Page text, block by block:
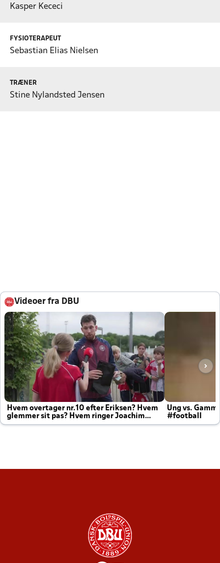
Kasper Kececi
FYSIOTERAPEUT
Sebastian Elias Nielsen
TRÆNER
Stine Nylandsted Jensen
Videoer fra DBU
Hvem overtager nr.10 efter Eriksen? Hvem
glemmer sit pas? Hvem ringer Joachim
altid til efter kampe?
Ung vs.
#football